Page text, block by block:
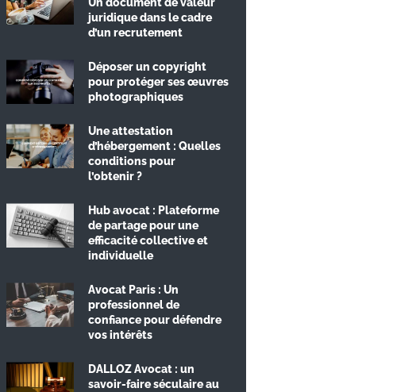
Un document de valeur
juridique dans le cadre
d’un recrutement
Déposer un copyright
pour protéger ses œuvres
photographiques
Une attestation
d’hébergement : Quelles
conditions pour
l’obtenir ?
Hub avocat : Plateforme
de partage pour une
efficacité collective et
individuelle
Avocat Paris : Un
professionnel de
confiance pour défendre
vos intérêts
DALLOZ Avocat : un
savoir-faire séculaire au